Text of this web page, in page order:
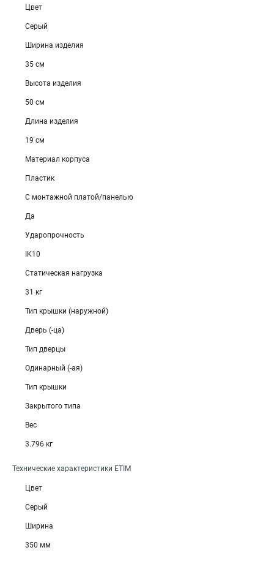
Цвет
Серый
Ширина изделия
35 см
Высота изделия
50 см
Длина изделия
19 см
Материал корпуса
Пластик
С монтажной платой/панелью
Да
Ударопрочность
IK10
Статическая нагрузка
31 кг
Тип крышки (наружной)
Дверь (-ца)
Тип дверцы
Одинарный (-ая)
Тип крышки
Закрытого типа
Вес
3.796 кг
Технические характеристики ETIM
Цвет
Серый
Ширина
350 мм